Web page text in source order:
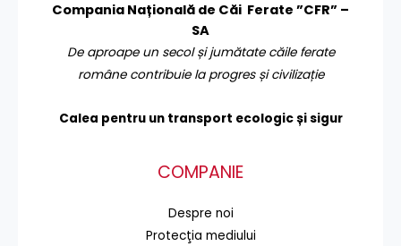
Compania Națională de Căi Ferate ”CFR” –
SA
De aproape un secol și jumătate căile ferate
române contribuie la progres și civilizație
Calea pentru un transport ecologic și sigur
COMPANIE
Despre noi
Protecţia mediului